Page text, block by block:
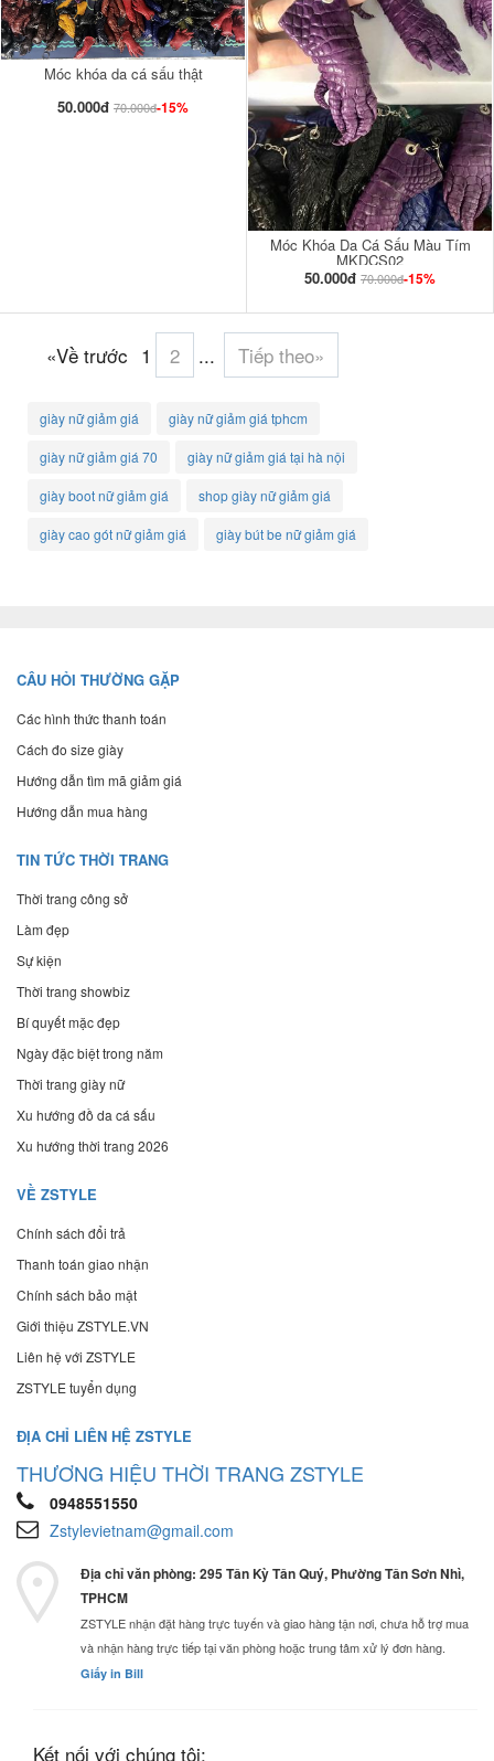
Móc khóa da cá sấu thật
50.000đ 70.000đ-15%
Móc Khóa Da Cá Sấu Màu Tím
MKDCS02
50.000đ 70.000đ-15%
«Về trước 1 2 ... Tiếp theo»
giày nữ giảm giá giày nữ giảm giá tphcm
giày nữ giảm giá 70 giày nữ giảm giá tại hà nội
giày boot nữ giảm giá shop giày nữ giảm giá
giày cao gót nữ giảm giá giày bút be nữ giảm giá
CÂU HỎI THƯỜNG GẶP
Các hình thức thanh toán
Cách đo size giày
Hướng dẫn tìm mã giảm giá
Hướng dẫn mua hàng
TIN TỨC THỜI TRANG
Thời trang công sở
Làm đẹp
Sự kiện
Thời trang showbiz
Bí quyết mặc đẹp
Ngày đặc biệt trong năm
Thời trang giày nữ
Xu hướng đồ da cá sấu
Xu hướng thời trang 2026
VỀ ZSTYLE
Chính sách đổi trả
Thanh toán giao nhận
Chính sách bảo mật
Giới thiệu ZSTYLE.VN
Liên hệ với ZSTYLE
ZSTYLE tuyển dụng
ĐỊA CHỈ LIÊN HỆ ZSTYLE
THƯƠNG HIỆU THỜI TRANG ZSTYLE
0948551550
Zstylevietnam@gmail.com
Địa chỉ văn phòng: 295 Tân Kỳ Tân Quý, Phường Tân Sơn Nhì,
TPHCM
ZSTYLE nhận đặt hàng trực tuyến và giao hàng tận nơi, chưa hỗ trợ mua
và nhận hàng trực tiếp tại văn phòng hoặc trung tâm xử lý đơn hàng.
Giấy in Bill
Kết nối với chúng tôi: